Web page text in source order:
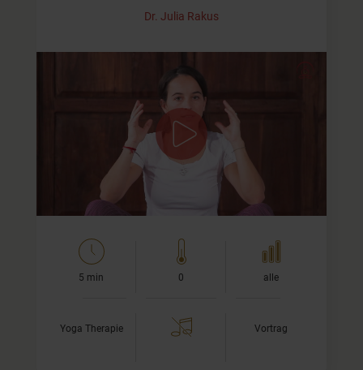
Dr. Julia Rakus
Das Klingeln in den Ohren
Leidest Du unter Ohrgeräuschen? Ein unangenehmes
Klingeln, Pfeifen oder Rauschen stört Deine innere Ruhe?
In diesem Vortrag möchte ich zusammenfassen, woher
diese…
5 min 0 alle
Yoga Therapie Vortrag